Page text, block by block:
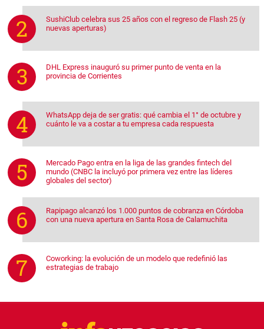
SushiClub celebra sus 25 años con el regreso de Flash 25 (y
nuevas aperturas)
DHL Express inauguró su primer punto de venta en la
provincia de Corrientes
WhatsApp deja de ser gratis: qué cambia el 1° de octubre y
cuánto le va a costar a tu empresa cada respuesta
Mercado Pago entra en la liga de las grandes fintech del
mundo (CNBC la incluyó por primera vez entre las líderes
globales del sector)
Rapipago alcanzó los 1.000 puntos de cobranza en Córdoba
con una nueva apertura en Santa Rosa de Calamuchita
Coworking: la evolución de un modelo que redefinió las
estrategias de trabajo